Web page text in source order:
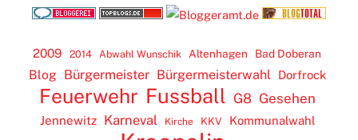
2009 2014 Abwahl Wunschik Altenhagen Bad Doberan
Blog Bürgermeister Bürgermeisterwahl Dorfrock
Feuerwehr Fussball G8 Gesehen
Jennewitz Karneval Kirche KKV
Kommunalwahl